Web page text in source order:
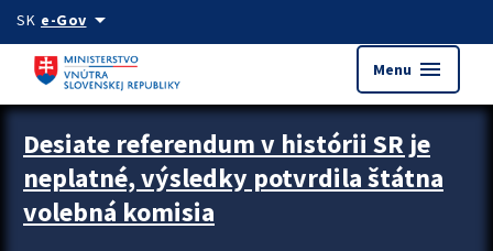
Preskocit na hlavný obsah
SK e-Govarrow_drop_down
Menu menu
Zastavit automatický posun upútavok
Desiate referendum v histórii SR je
neplatné, výsledky potvrdila štátna
volebná komisia